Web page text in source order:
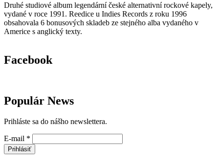
Druhé studiové album legendární české alternativní rockové kapely,
vydané v roce 1991. Reedice u Indies Records z roku 1996
obsahovala 6 bonusových skladeb ze stejného alba vydaného v
Americe s anglický texty.
Facebook
Populár News
Prihláste sa do nášho newslettera.
E-mail *
Prihlásiť